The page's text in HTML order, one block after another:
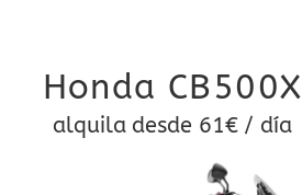
Honda CB500X
alquila desde 61€ / día